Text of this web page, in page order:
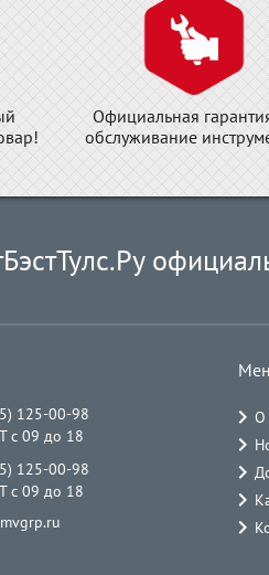
Официальная
обслуживание
125-00-98
с 09 до 18
125-00-98
с 09 до 18
О